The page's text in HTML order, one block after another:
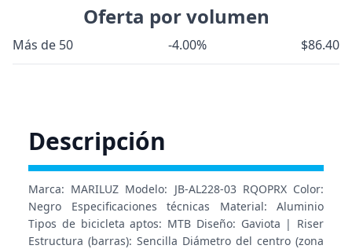
Oferta por volumen
Más de 50 -4.00% $86.40
Descripción
Marca: MARILUZ Modelo: JB-AL228-03 RQOPRX Color:
Negro Especificaciones técnicas Material: Aluminio
Tipos de bicicleta aptos: MTB Diseño: Gaviota | Riser
Estructura (barras): Sencilla Diámetro del centro (zona